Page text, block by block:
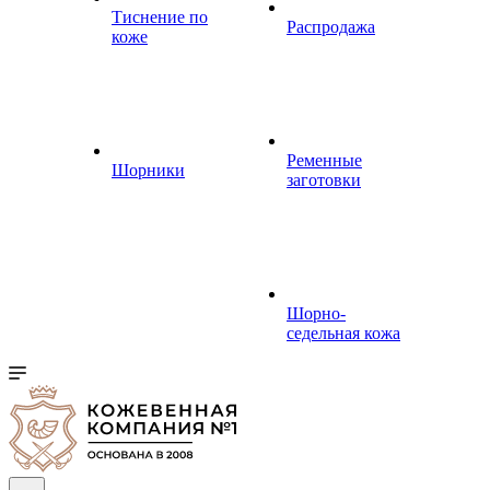
Тиснение по
коже
Шорники
Распродажа
Ременные
заготовки
Шорно-
седельная кожа